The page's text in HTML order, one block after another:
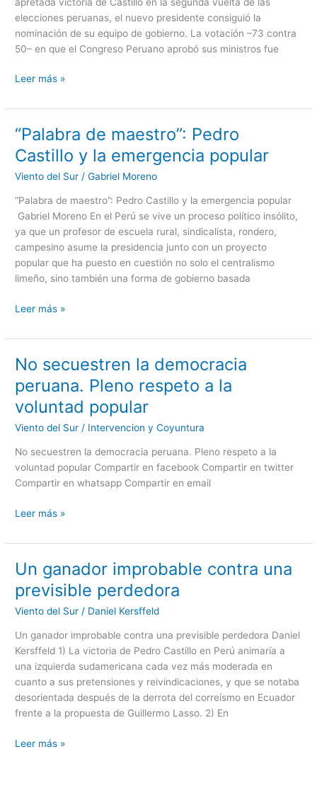
elecciones peruanas, el nuevo presidente consiguió la
nominación de su equipo de gobierno. La votación –73 contra
50– en que el Congreso Peruano aprobó sus ministros fue
Leer más »
“Palabra de maestro”: Pedro
Castillo y la emergencia popular
Viento del Sur /Gabriel Moreno
“Palabra de maestro”: Pedro Castillo y la emergencia popular
Gabriel Moreno En el Perú se vive un proceso político insólito,
ya que un profesor de escuela rural, sindicalista, rondero,
campesino asume la presidencia junto con un proyecto
popular que ha puesto en cuestión no solo el centralismo
limeño, sino también una forma de gobierno basada
“Palabra
de
maestro”:
Pedro
emergencia
popular
Leer más »
No secuestren la democracia
peruana. Pleno respeto a la
voluntad popular
Viento del Sur / Intervencion y Coyuntura
No secuestren la democracia peruana. Pleno respeto a la
voluntad popular Compartir en facebook Compartir en twitter
Compartir en whatsapp Compartir en email
No
la
democracia
peruana.
respeto
a
la
popular
Leer más »
Un ganador improbable contra una
previsible perdedora
Viento del Sur / Daniel Kersffeld
Un ganador improbable contra una previsible perdedora Daniel
Kersffeld 1) La victoria de Pedro Castillo en Perú animaría a
una izquierda sudamericana cada vez más moderada en
cuanto a sus pretensiones y reivindicaciones, y que se notaba
desorientada después de la derrota del correísmo en Ecuador
frente a la propuesta de Guillermo Lasso. 2) En
Un
ganador
improbable
contra
previsible
Leer más »